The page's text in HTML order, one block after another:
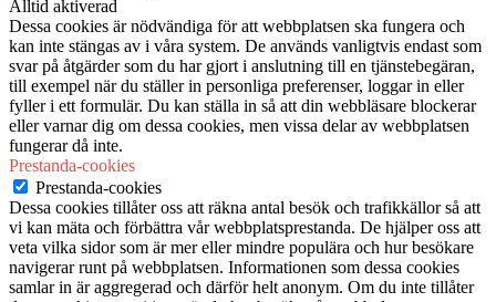
Alltid aktiverad
Dessa cookies är nödvändiga för att webbplatsen ska fungera och
kan inte stängas av i våra system. De används vanligtvis endast som
svar på åtgärder som du har gjort i anslutning till en tjänstebegäran,
till exempel när du ställer in personliga preferenser, loggar in eller
fyller i ett formulär. Du kan ställa in så att din webbläsare blockerar
eller varnar dig om dessa cookies, men vissa delar av webbplatsen
fungerar då inte.
Prestanda-cookies
Prestanda-cookies
Dessa cookies tillåter oss att räkna antal besök och trafikkällor så att
vi kan mäta och förbättra vår webbplatsprestanda. De hjälper oss att
veta vilka sidor som är mer eller mindre populära och hur besökare
navigerar runt på webbplatsen. Informationen som dessa cookies
samlar in är aggregerad och därför helt anonym. Om du inte tillåter